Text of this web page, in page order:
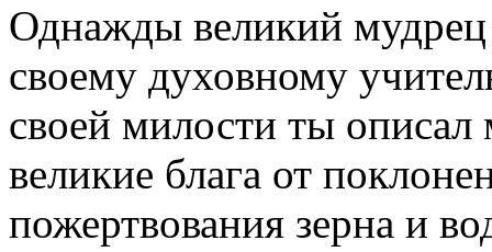
Однажды великий
своему духовному
своей милости ты
великие блага от
пожертвования зерна и